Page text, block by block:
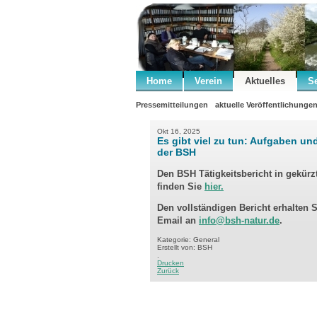
Home Verein Aktuelles
Pressemitteilungen aktuelle Veröffentlichungen
Okt 16, 2025
Es gibt viel zu tun: Aufgaben
der BSH
Den BSH Tätigkeitsbericht in
finden Sie hier.
Den vollständigen Bericht erhalten
Email an info@bsh-natur.de.
Kategorie: General
Erstellt von: BSH
Drucken
Zurück